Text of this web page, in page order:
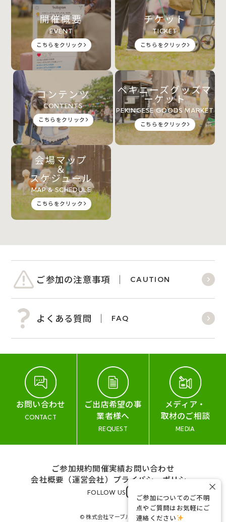
開催概要
EVENT
こちらをクリック
チケット
TICKET
こちらをクリック
コンテンツ
CONTENTS
こちらをクリック
ペキニーズグッズマ
ーケット
PEKINGESE GOODS MARKET
こちらをクリック
会場マップ
＆
スケジュール
MAP & SCHEDULE
こちらをクリック
ご参加の注意事項 CAUTION
よくある質問 FAQ
お問い合わせ
CONTACT
ご出店希望の事
業者様へ
REQUEST
メディア・
取材のご相談
MEDIA
ご参加規約開催実績お問い合わせ
会社概要（運営会社） プライバシーポリシー
FOLLOW US
© 株式会社マーブル&コー
ご参加についてのご不明
点やご質問はお気軽にご
連絡ください
×